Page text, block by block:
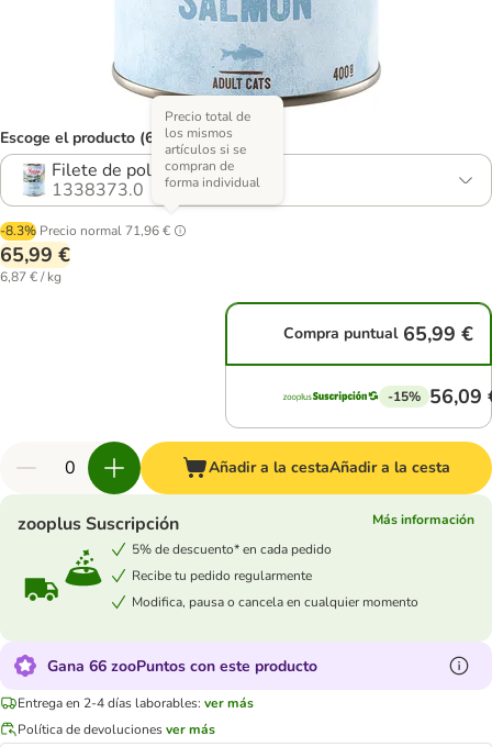
Escoge el producto (6 opciones)
Filete de pollo con salmón
1338373.0
-8.3% Precio normal 71,96 €
Precio total de
los mismos
artículos si se
compran de
forma individual
65,99 €
6,87 € / kg
Compra puntual 65,99 €
-15% 56,09
Añadir a la cestaAñadir a la cesta
zooplus Suscripción
Más información
5% de descuento* en cada pedido
Recibe tu pedido regularmente
Modifica, pausa o cancela en cualquier momento
Gana 66 zooPuntos con este producto
Entrega en 2-4 días laborables: ver más
Política de devolucionesver más